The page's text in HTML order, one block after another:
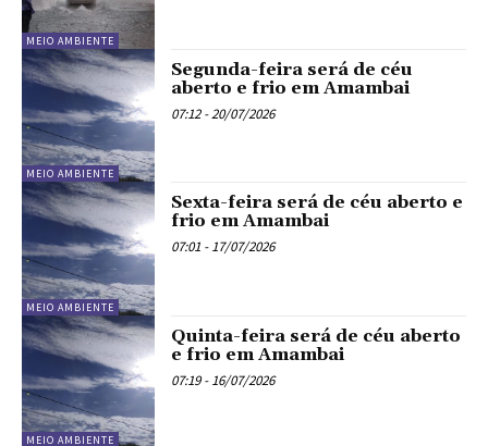
MEIO AMBIENTE
MEIO AMBIENTE
Segunda-feira será de céu
aberto e frio em Amambai
07:12 - 20/07/2026
MEIO AMBIENTE
Sexta-feira será de céu aberto e
frio em Amambai
07:01 - 17/07/2026
MEIO AMBIENTE
Quinta-feira será de céu aberto
e frio em Amambai
07:19 - 16/07/2026